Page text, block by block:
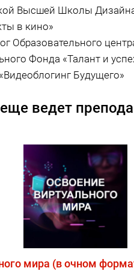
Высшей Школы
в кино»
Образовательного
Фонда «Талант и
Будущего»
ведет
мира (в очном